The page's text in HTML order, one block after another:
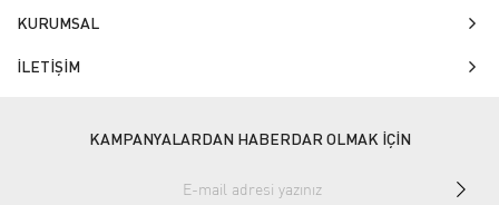
KURUMSAL
İLETİŞİM
KAMPANYALARDAN HABERDAR OLMAK İÇİN